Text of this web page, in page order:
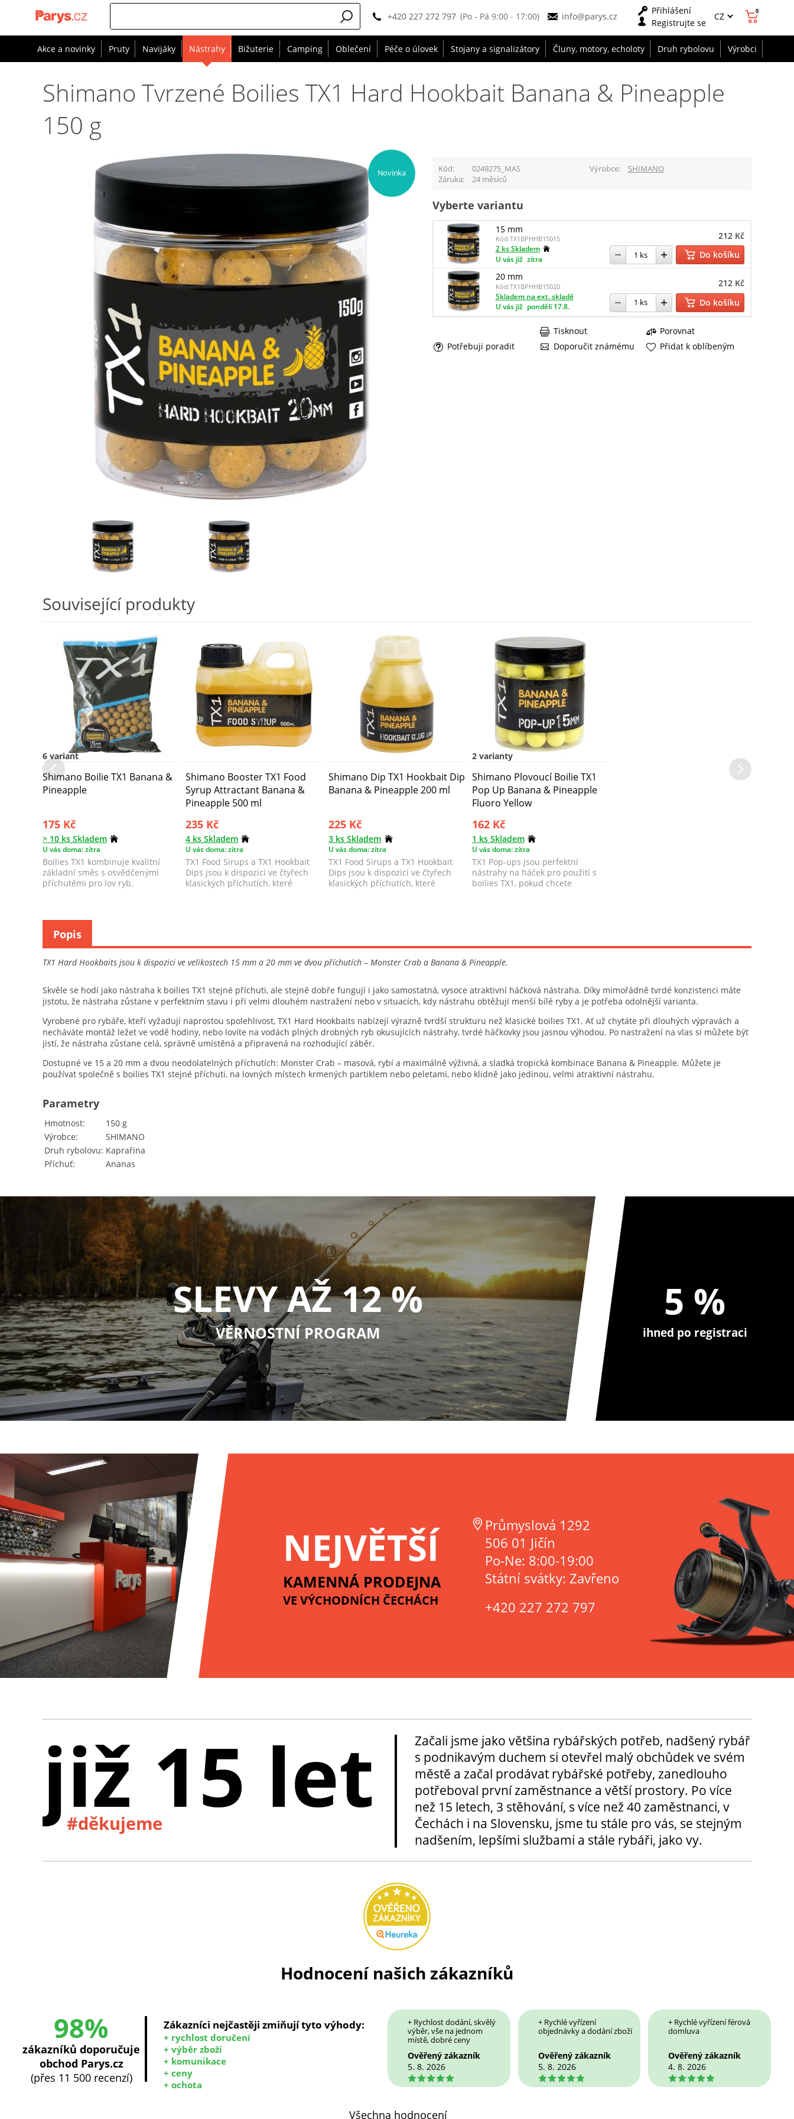
+420 227 272 797 (Po - Pá 9:00 - 17:00) info@parys.cz
Přihlášení
Registrujte se
CZ 0
Akce a novinky Pruty Navijáky Nástrahy Bižuterie Camping Oblečení Péče o úlovek Stojany a signalizátory Čluny, motory, echoloty Druh rybolovu Výrobci
Shimano Tvrzené Boilies TX1 Hard Hookbait Banana & Pineapple
150 g
Novinka Kód 0249275_MAS Výrobce
SHIMANO
Záruka
24 měsíců
Vyberte variantu
15 mm
Kód:TX1BPHHB15015 212 Kč
2 ks Skladem
U vás již zítra
Do košíku
20 mm
Kód:TX1BPHHB15020 212 Kč
Skladem na ext. skladě
U vás již pondělí 17.8. Do košíku
Porovnat
Potřebuji poradit
Doporučit známému
Tisknout
Přidat k oblíbeným
Související produkty
6 variant
Shimano Boilie TX1 Banana &
Pineapple
175 Kč
> 10 ks Skladem
U vás doma: zítra
Boilies TX1 kombinuje kvalitní
základní směs s osvědčenými
příchutěmi pro lov ryb.
Shimano Booster TX1 Food
Syrup Attractant Banana &
Pineapple 500 ml
235 Kč
4 ks Skladem
U vás doma: zítra
TX1 Food Sirups a TX1 Hookbait
Dips jsou k dispozici ve čtyřech
klasických příchutích, které
Shimano Dip TX1 Hookbait Dip
Banana & Pineapple 200 ml
225 Kč
3 ks Skladem
U vás doma: zítra
TX1 Food Sirups a TX1 Hookbait
Dips jsou k dispozici ve čtyřech
klasických příchutích, které
2 varianty
Shimano Plovoucí Boilie TX1
Pop Up Banana & Pineapple
Fluoro Yellow
162 Kč
1 ks Skladem
U vás doma: zítra
TX1 Pop-ups jsou perfektní
nástrahy na háček pro použití s
boilies TX1, pokud chcete
TX1 Hard Hookbaits jsou k dispozici ve velikostech 15 mm a 20 mm ve dvou příchutích – Monster Crab a Banana & Pineapple.
Skvěle se hodí jako nástraha k boilies TX1 stejné příchuti, ale stejně dobře fungují i jako samostatná, vysoce atraktivní háčková nástraha. Díky mimořádně tvrdé konzistenci máte
jistotu, že nástraha zůstane v perfektním stavu i při velmi dlouhém nastražení nebo v situacích, kdy nástrahu obtěžují menší bílé ryby a je potřeba odolnější varianta.
Vyrobené pro rybáře, kteří vyžadují naprostou spolehlivost, TX1 Hard Hookbaits nabízejí výrazně tvrdší strukturu než klasické boilies TX1. Ať už chytáte při dlouhých výpravách a
necháváte montáž ležet ve vodě hodiny, nebo lovíte na vodách plných drobných ryb okusujících nástrahy, tvrdé háčkovky jsou jasnou výhodou. Po nastražení na vlas si můžete být
jistí, že nástraha zůstane celá, správně umístěná a připravená na rozhodující záběr.
Dostupné ve 15 a 20 mm a dvou neodolatelných příchutích: Monster Crab – masová, rybí a maximálně výživná, a sladká tropická kombinace Banana & Pineapple. Můžete je
používat společně s boilies TX1 stejné příchuti, na lovných místech krmených partiklem nebo peletami, nebo klidně jako jedinou, velmi atraktivní nástrahu.
Hmotnost
150 g
Výrobce
SHIMANO
Druh rybolovu Kaprařina
Příchuť
Ananas
Parametry
Popis
SLEVY AŽ 12 %
VĚRNOSTNÍ PROGRAM
5 %
ihned po registraci
NEJVĚTŠÍ
KAMENNÁ PRODEJNA
VE VÝCHODNÍCH ČECHÁCH
Průmyslová 1292
506 01 Jičín
Po-Ne: 8:00-19:00
Státní svátky: Zavřeno
+420 227 272 797
již 15 let
#děkujeme
Začali jsme jako většina rybářských potřeb, nadšený rybář
s podnikavým duchem si otevřel malý obchůdek ve svém
městě a začal prodávat rybářské potřeby, zanedlouho
potřeboval první zaměstnance a větší prostory. Po více
než 15 letech, 3 stěhování, s více než 40 zaměstnanci, v
Čechách i na Slovensku, jsme tu stále pro vás, se stejným
nadšením, lepšími službami a stále rybáři, jako vy.
Hodnocení našich zákazníků
98%
zákazníků doporučuje
obchod Parys.cz
(přes 11 500 recenzí)
Zákazníci nejčastěji zmiňují tyto výhody:
+ rychlost doručení
+ výběr zboží
+ komunikace
+ ceny
+ ochota
+ Rychlost dodání, skvělý
výběr, vše na jednom
místě, dobré ceny
Ověřený zákazník
5. 8. 2026
5
+ Rychlé vyřízení
objednávky a dodání zboží
Ověřený zákazník
5. 8. 2026
5
+ Rychlé vyřízení férová
domluva
Ověřený zákazník
4. 8. 2026
5
Všechna hodnocení